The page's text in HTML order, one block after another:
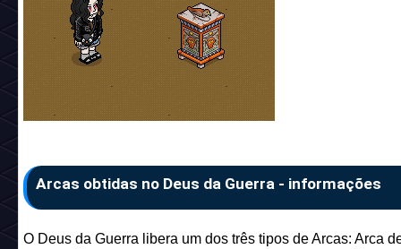
Arcas obtidas no Deus da Guerra - informações
O Deus da Guerra libera um dos três tipos de Arcas: Arca